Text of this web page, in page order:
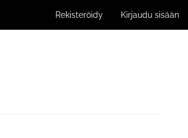
Rekisteröidy Kirjaudu sisään